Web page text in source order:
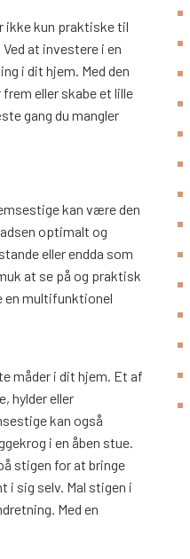
ikke kun praktiske til
at investere i en
i dit hjem. Med den
eller skabe et lille
gang du mangler
kan være den
optimalt og
eller endda som
at se på og praktisk
en multifunktionel
måder i dit hjem. Et af
hylder eller
kan også
i en åben stue.
stigen for at bringe
i sig selv. Mal stigen i
Med en